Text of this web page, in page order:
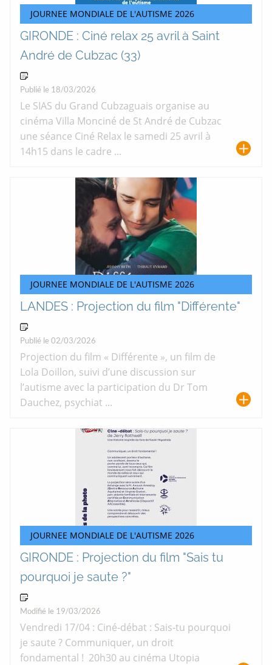
JOURNEE MONDIALE DE L'AUTISME 2026
GIRONDE : Ciné relax 25 avril à Saint
André de Cubzac (33)
Publié le 18/03/2026
Le SIAS du Grand Cubzaguais organise au
cinéma Villa Monciné de St André de Cubzac
une séance Ciné Relax le samedi 25 avril à
14h15 dans le cadre ...
JOURNEE MONDIALE DE L'AUTISME 2026
LANDES : Projection du film "Différente"
Publié le 02/03/2026
Projection du film « Différente », un film de
Lola Doillon, suivi d’une discussion sur
l’autisme avec la participation du Dr Tom
Dauchez, psychiat ...
JOURNEE MONDIALE DE L'AUTISME 2026
GIRONDE : Projection du film "Sais tu
pourquoi je saute ?"
Modifié le 19/03/2026
Vendredi 17/04 : Ciné‑débat : Sais‑tu pourquoi
je saute ? Communiquer, un droit
fondamental ! 20h30 au cinéma Utopia